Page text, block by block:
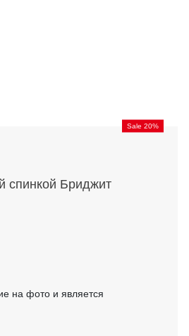
Sale 20%
спинкой Бриджит
на фото и является